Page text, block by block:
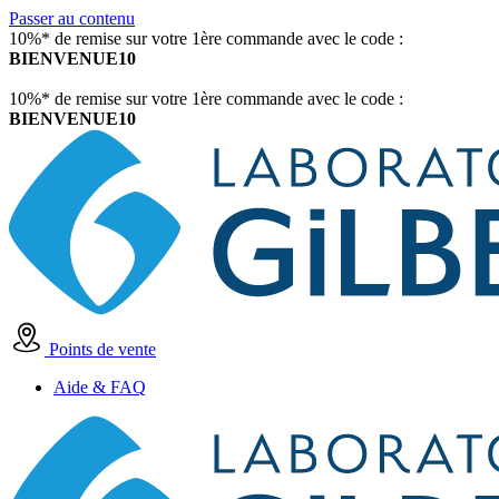
Passer au contenu
10%* de remise sur votre 1ère commande avec le code :
BIENVENUE10
10%* de remise sur votre 1ère commande avec le code :
BIENVENUE10
Points de vente
Aide & FAQ